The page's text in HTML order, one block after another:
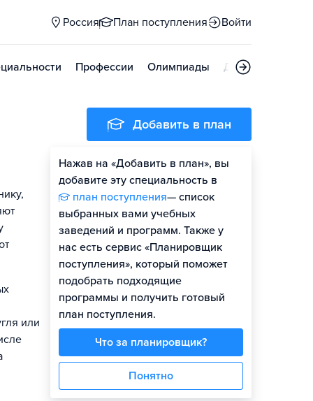
Россия План поступления Войти
Профессии Олимпиады Дни открытых
или
Добавить в план
Нажав на «Добавить в план», вы
добавите эту специальность в
план поступления— список
выбранных вами учебных
заведений и программ. Также у
нас есть сервис «Планировщик
поступления», который поможет
подобрать подходящие
программы и получить готовый
план поступления.
Что за планировщик?
Понятно